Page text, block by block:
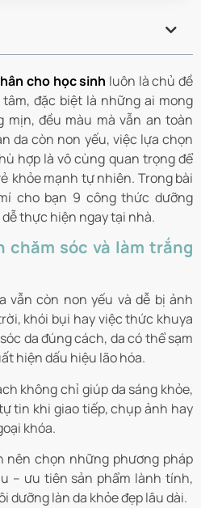
cho học sinh luôn là chủ đề
đặc biệt là những ai mong
mịn, đều màu mà vẫn an toàn
da còn non yếu, việc lựa chọn
hợp là vô cùng quan trọng để
khỏe mạnh tự nhiên. Trong bài
cho bạn 9 công thức dưỡng
thực hiện ngay tại nhà.
chăm sóc và làm trắng
vẫn còn non yếu và dễ bị ảnh
khói bụi hay việc thức khuya
da đúng cách, da có thể sạm
hiện dấu hiệu lão hóa.
không chỉ giúp da sáng khỏe,
tin khi giao tiếp, chụp ảnh hay
khóa.
nên chọn những phương pháp
– ưu tiên sản phẩm lành tính,
dưỡng làn da khỏe đẹp lâu dài.